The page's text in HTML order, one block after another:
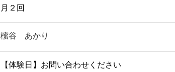
月２回
櫁谷 あかり
【体験日】お問い合わせください